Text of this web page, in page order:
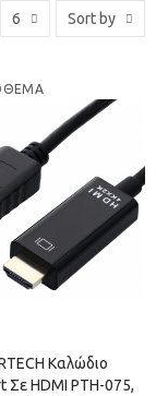
6 Sort by
Καλώδιο
Σε HDMI PTH-075,